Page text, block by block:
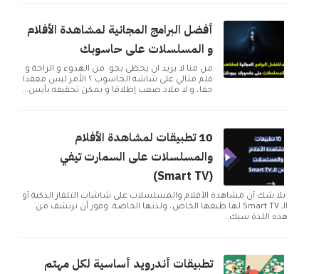
أفضل البرامج المجانية لمشاهدة الأفلام
و المسلسلات على حاسوبك
من منا لا يريد ان يحظى بجو من الهدوء و الراحة و
فلم مثالي على شاشة الحاسوب ؟ الأمر ليس معقدا
حقا، و لا ملاذ صعب إطلاقا و يمكن تحقيقه بأبس...
10 تطبيقات لمشاهدة الأفلام
والمسلسلات على السمارت تيفي
(Smart TV)
بلا شك أن مشاهدة الأفلام والمسلسلات على شاشات التلفاز الذكية أو
الـ Smart TV لها طبعها الخاص، ولذتها الخاصة. وفور أن ترتشف من
هذه اللذة سيك...
تطبيقات أندرويد أساسية لكل مهتم